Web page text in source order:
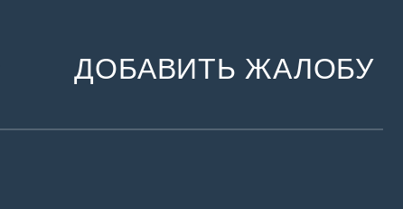
ДОБАВИТЬ ЖАЛОБУ